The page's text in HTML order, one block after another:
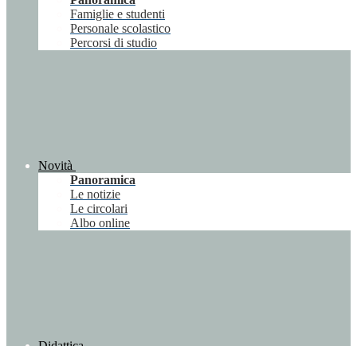
Famiglie e studenti
Personale scolastico
Percorsi di studio
Novità
Panoramica
Le notizie
Le circolari
Albo online